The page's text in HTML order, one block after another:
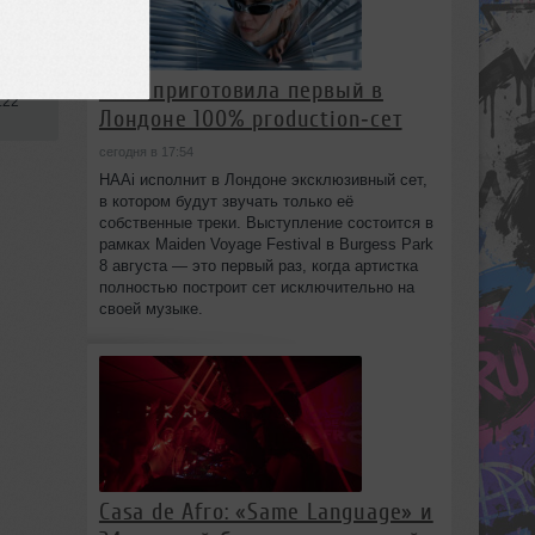
HAAi приготовила первый в
Лондоне 100% production‑сет
сегодня в 17:54
HAAi исполнит в Лондоне эксклюзивный сет,
в котором будут звучать только её
собственные треки. Выступление состоится в
рамках Maiden Voyage Festival в Burgess Park
8 августа — это первый раз, когда артистка
полностью построит сет исключительно на
своей музыке.
Casa de Afro: «Same Language» и